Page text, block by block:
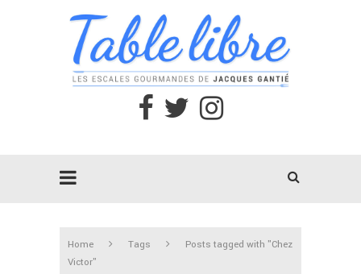
Home Tags
Posts tagged with "Chez
Victor"